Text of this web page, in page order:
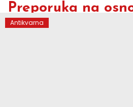
Preporuka na
Antikvarna